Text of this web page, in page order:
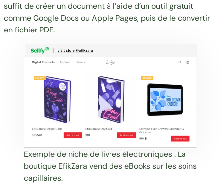
suffit de créer un document à l’aide d’un outil gratuit
comme Google Docs ou Apple Pages, puis de le convertir
en fichier PDF.
Exemple de niche de livres électroniques : La
boutique EfikZara vend des eBooks sur les soins
capillaires.